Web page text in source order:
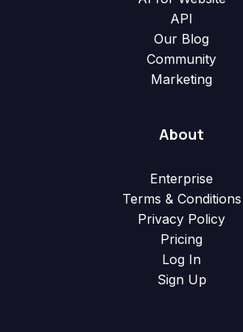
API
Our Blog
Community
Marketing
About
Enterprise
Terms & Conditions
Privacy Policy
Pricing
Log In
Sign Up